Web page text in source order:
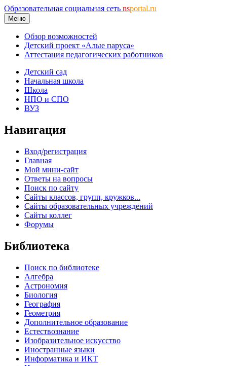
Образовательная социальная сеть nsportal.ru
Меню
Обзор возможностей
Детский проект «Алые паруса»
Аттестация педагогических работников
Детский сад
Начальная школа
Школа
НПО и СПО
ВУЗ
Навигация
Вход/регистрация
Главная
Мой мини-сайт
Ответы на вопросы
Поиск по сайту
Сайты классов, групп, кружков...
Сайты образовательных учреждений
Сайты коллег
Форумы
Библиотека
Поиск по библиотеке
Алгебра
Астрономия
Биология
География
Геометрия
Дополнительное образование
Естествознание
Изобразительное искусство
Иностранные языки
Информатика и ИКТ